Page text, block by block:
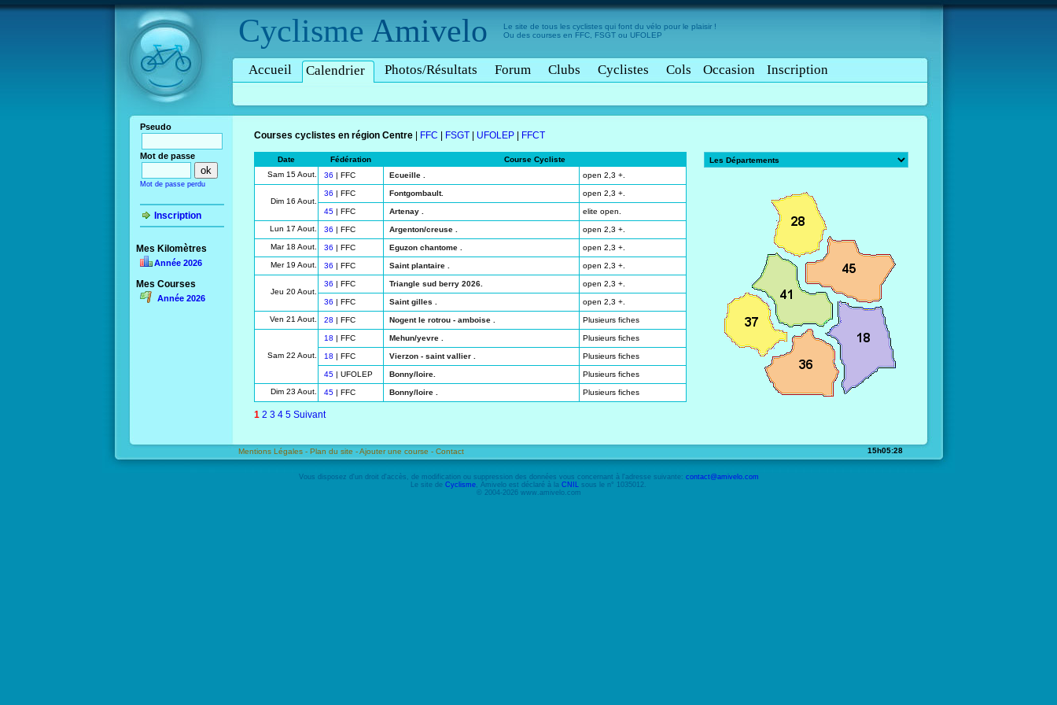
Cyclisme Amivelo
Le site de tous les cyclistes qui font du vélo pour le plaisir !
Ou des courses en FFC, FSGT ou UFOLEP
Accueil Calendrier Photos/Résultats Forum Clubs Cyclistes Cols Occasion Inscription
Pseudo
Mot de passe
Mot de passe perdu
Inscription
Mes Kilomètres
Année 2026
Mes Courses
Année 2026
Courses cyclistes en région Centre FFC FSGT UFOLEP FFCT
Date Fédération
Course Cycliste
Sam 15 Aout.
36 | FFC Ecueille . open 2,3 +.
Dim 16 Aout.
36 | FFC Fontgombault. open 2,3 +.
45 | FFC Artenay .
elite open.
Lun 17 Aout.
36 | FFC Argenton/creuse .
open 2,3 +.
Mar 18 Aout.
36 | FFC Eguzon chantome .
open 2,3 +.
Mer 19 Aout.
36 | FFC Saint plantaire . open 2,3 +.
Jeu 20 Aout.
36 | FFC Triangle sud berry 2026. open 2,3 +.
36 | FFC Saint gilles .
open 2,3 +.
Ven 21 Aout.
28 | FFC Nogent le rotrou - amboise . Plusieurs fiches
Sam 22 Aout.
18 | FFC Mehun/yevre . Plusieurs fiches
18 | FFC Vierzon - saint vallier . Plusieurs fiches
45 | UFOLEP Bonny/loire.
Plusieurs fiches
Dim 23 Aout.
45 | FFC Bonny/loire . Plusieurs fiches
1 2 3 4 5 Suivant
Mentions Légales - Plan du site -Ajouter une course - Contact 15h05:28
Vous disposez d'un droit d'accès, de modification ou suppression des données vous concernant à l'adresse suivante: contact@amivelo.com
Le site de Cyclisme, Amivelo est déclaré à la CNIL sous le n° 1035012.
© 2004-2026 www.amivelo.com